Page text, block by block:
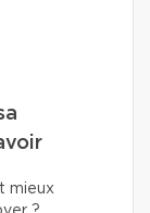
mieux